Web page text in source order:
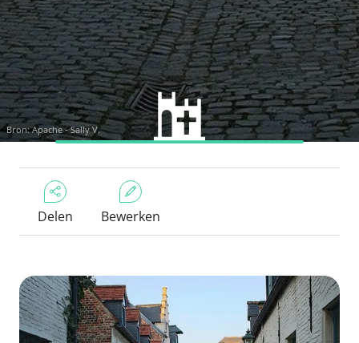
Bron:Apache - Sally V.
Delen Bewerken